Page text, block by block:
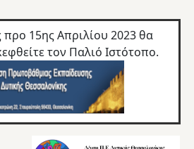
προ 15ης Απριλίου 2023 θα
τον Παλιό Ιστότοπο.